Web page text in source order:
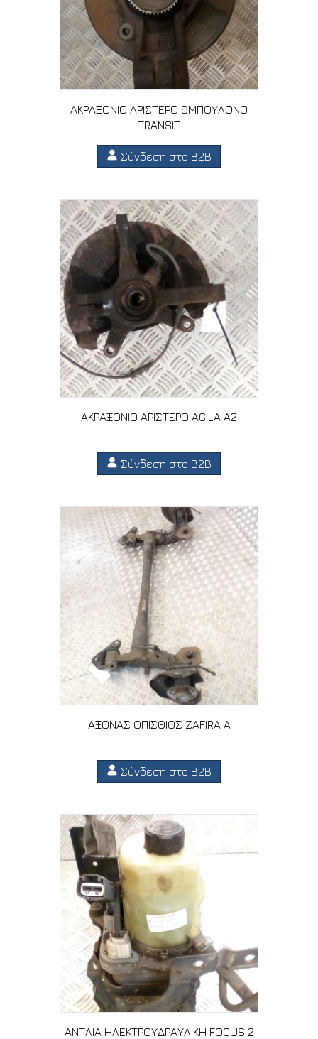
ΑΚΡΑΞΟΝΙΟ ΑΡΙΣΤΕΡΟ 6ΜΠΟΥΛΟΝΟ
TRANSIT
Σύνδεση στο B2B
ΑΚΡΑΞΟΝΙΟ ΑΡΙΣΤΕΡΟ AGILA A2
Σύνδεση στο B2B
ΑΞΟΝΑΣ ΟΠΙΣΘΙΟΣ ZAFIRA A
Σύνδεση στο B2B
ΑΝΤΛΙΑ ΗΛΕΚΤΡΟΥΔΡΑΥΛΙΚΗ FOCUS 2